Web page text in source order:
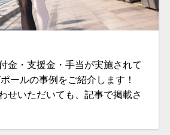
金・支援金・手当が実施されて
ールの事例をご紹介します！
せいただいても、記事で掲載さ